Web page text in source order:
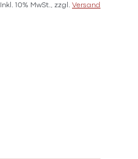
Inkl. 10% MwSt., zzgl. Versand